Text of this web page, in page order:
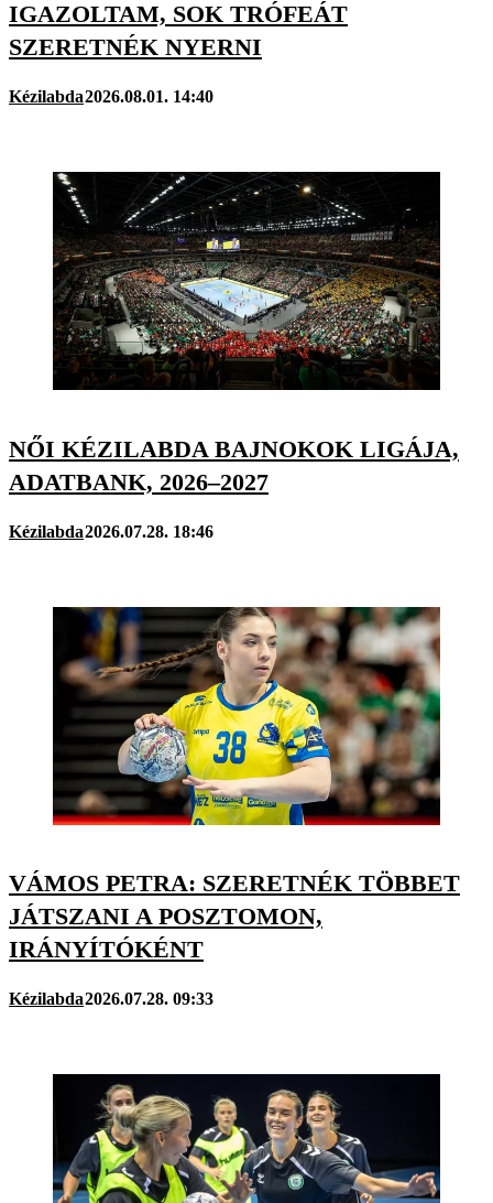
IGAZOLTAM, SOK TRÓFEÁT
SZERETNÉK NYERNI
Kézilabda2026.08.01. 14:40
NŐI KÉZILABDA BAJNOKOK LIGÁJA,
ADATBANK, 2026–2027
Kézilabda2026.07.28. 18:46
VÁMOS PETRA: SZERETNÉK TÖBBET
JÁTSZANI A POSZTOMON,
IRÁNYÍTÓKÉNT
Kézilabda2026.07.28. 09:33